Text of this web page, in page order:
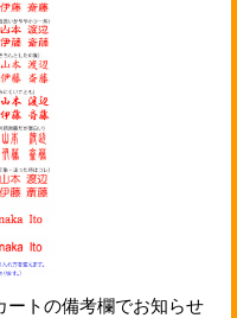
ートの備考欄でお知らせ